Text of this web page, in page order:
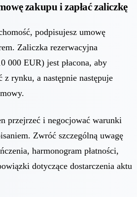
zakupu i zapłać zaliczkę
podpisujesz umowę
Zaliczka rezerwacyjna
000 EUR) jest płacona, aby
z rynku, a następnie następuje
przejrzeć i negocjować warunki
Zwróć szczególną uwagę
harmonogram płatności,
dotyczące dostarczenia aktu